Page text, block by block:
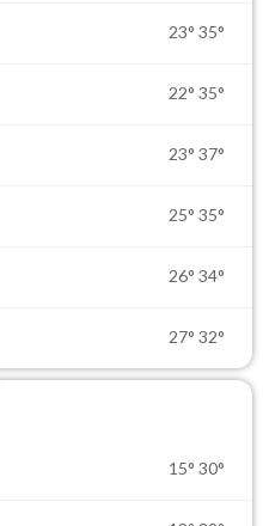
23° 35°
22° 35°
23° 37°
25° 35°
26° 34°
27° 32°
15° 30°